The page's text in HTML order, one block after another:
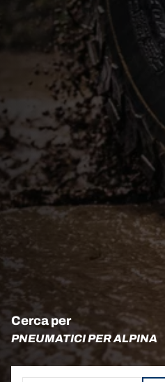
Cerca per
PNEUMATICI PER ALPINA